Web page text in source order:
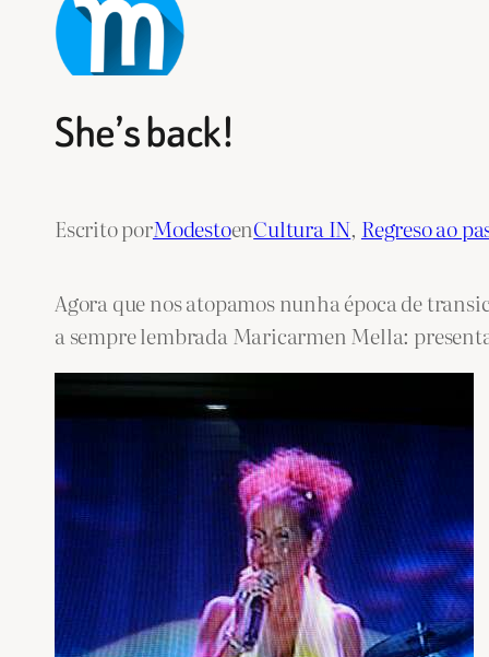
content
She’s back!
Escrito porModestoenCultura IN, Regreso ao
Agora que nos atopamos nunha época de
a sempre lembrada Maricarmen Mella: